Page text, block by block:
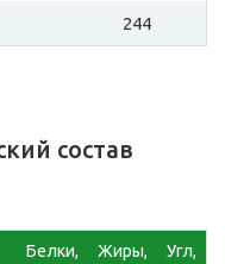
244
состав
Белки,
Жиры,
Угл,